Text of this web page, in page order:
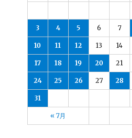
3 4 5 6 7
10 11 12 13 14
17 18 19 20 21
24 25 26 27 28
31
« 7月